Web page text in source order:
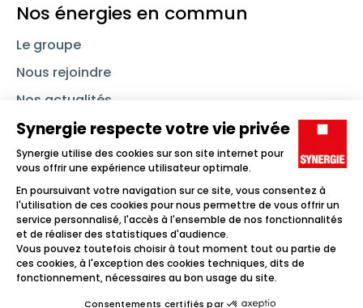
Nos énergies en commun
Le groupe
Nous rejoindre
Nos actualités
Nous contacter
Linkedin SynergieInstagramTikTok Youtube
Trouver un emploi
Icône d'illustration
Candidats
Icône d'illustration
Icône d'illustration